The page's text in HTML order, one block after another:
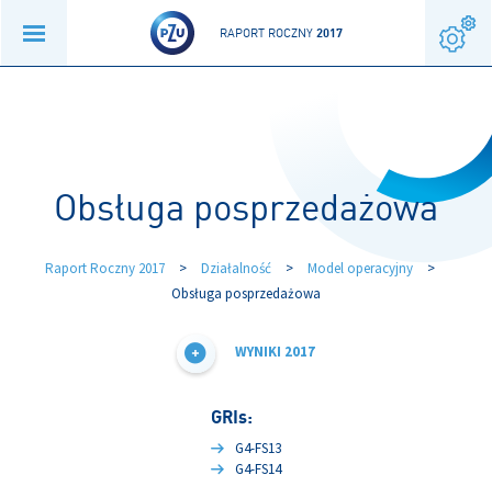
RAPORT ROCZNY 2017
Obsługa posprzedażowa
Raport Roczny 2017 > Działalność > Model operacyjny
>
Obsługa posprzedażowa
WYNIKI 2017
GRIs:
G4-FS13
G4-FS14